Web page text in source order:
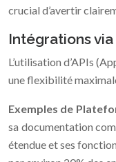
crucial d’avertir
Intégrations
L’utilisation d’APIs
une flexibilité
Exemples de
sa documentation
étendue et ses